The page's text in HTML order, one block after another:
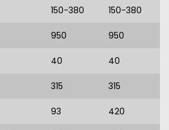
150-380 150-380
950 950
40 40
315 315
93 420